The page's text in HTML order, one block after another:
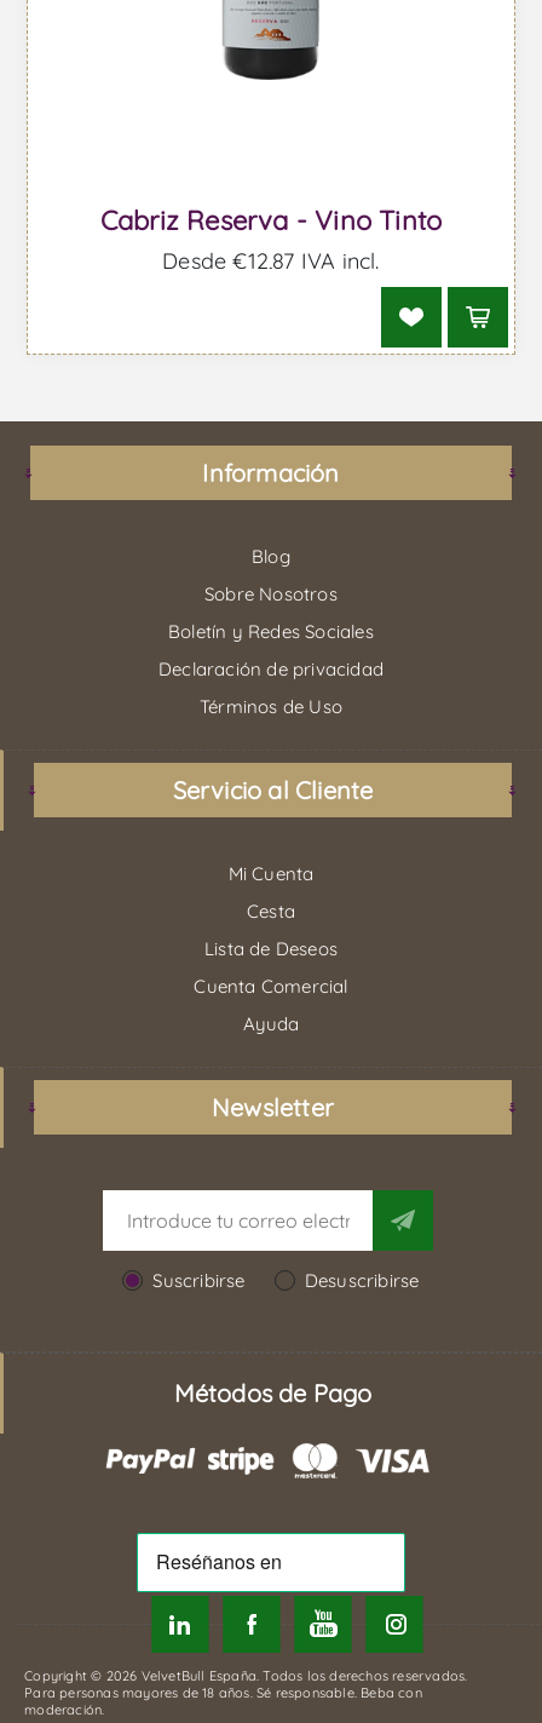
Cabriz Reserva - Vino Tinto
Desde €12,87 IVA incl.
Información
Blog
Sobre Nosotros
Boletín y Redes Sociales
Declaración de privacidad
Términos de Uso
Servicio al Cliente
Mi Cuenta
Cesta
Lista de Deseos
Cuenta Comercial
Ayuda
Newsletter
Suscribirse Desuscribirse
Métodos de Pago
Copyright © 2026 VelvetBull España. Todos los derechos reservados.
Para personas mayores de 18 años. Sé responsable. Beba con
moderación.